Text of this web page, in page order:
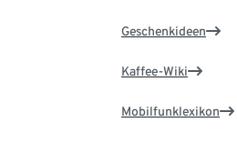
Geschenkideen
Kaffee-Wiki
Mobilfunklexikon